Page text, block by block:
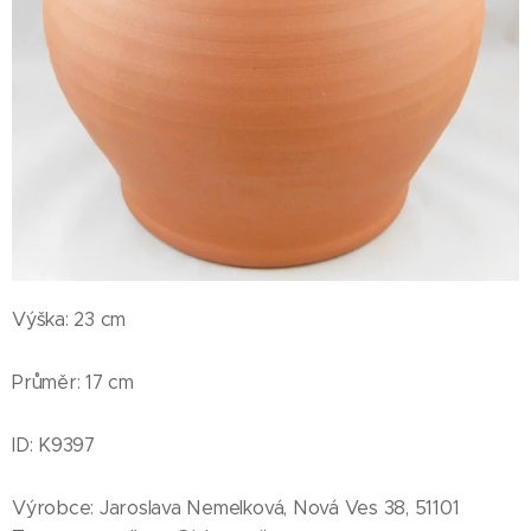
Výška: 23 cm
Průměr: 17 cm
ID: K9397
Výrobce: Jaroslava Nemelková, Nová Ves 38, 51101